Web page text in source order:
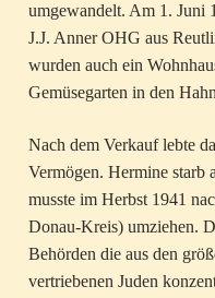
umgewandelt. Am 1. Juni
J.J. Anner OHG aus
wurden auch ein
Gemüsegarten in den
Nach dem Verkauf lebte
Vermögen. Hermine starb
musste im Herbst 1941
Donau-Kreis) umziehen.
Behörden die aus den
vertriebenen Juden